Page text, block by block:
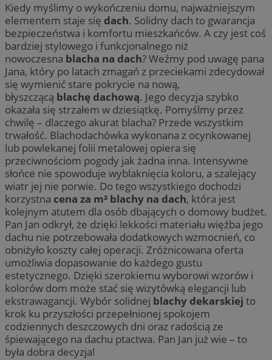
Kiedy myślimy o wykończeniu domu, najważniejszym
elementem staje się dach. Solidny dach to gwarancja
bezpieczeństwa i komfortu mieszkańców. A czy jest coś
bardziej stylowego i funkcjonalnego niż
nowoczesna blacha na dach? Weźmy pod uwagę pana
Jana, który po latach zmagań z przeciekami zdecydował
się wymienić stare pokrycie na nową,
błyszczącą blachę dachową. Jego decyzja szybko
okazała się strzałem w dziesiątkę. Pomyślmy przez
chwilę – dlaczego akurat blacha? Przede wszystkim
trwałość. Blachodachówka wykonana z ocynkowanej
lub powlekanej folii metalowej opiera się
przeciwnościom pogody jak żadna inna. Intensywne
słońce nie spowoduje wyblaknięcia koloru, a szalejący
wiatr jej nie porwie. Do tego wszystkiego dochodzi
korzystna cena za m² blachy na dach, która jest
kolejnym atutem dla osób dbających o domowy budżet.
Pan Jan odkrył, że dzięki lekkości materiału więźba jego
dachu nie potrzebowała dodatkowych wzmocnień, co
obniżyło koszty całej operacji. Zróżnicowana oferta
umożliwia dopasowanie do każdego gustu
estetycznego. Dzięki szerokiemu wyborowi wzorów i
kolorów dom może stać się wizytówką elegancji lub
ekstrawagancji. Wybór solidnej blachy dekarskiej to
krok ku przyszłości przepełnionej spokojem
codziennych deszczowych dni oraz radością ze
śpiewającego na dachu ptactwa. Pan Jan już wie – to
była dobra decyzja!